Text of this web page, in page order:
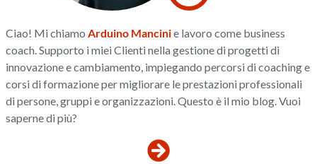
Ciao! Mi chiamo Arduino Mancinie lavoro come business
coach. Supporto i miei Clienti nella gestione di progetti di
innovazione e cambiamento, impiegando percorsi di coaching e
corsi di formazione per migliorare le prestazioni professionali
di persone, gruppi e organizzazioni. Questo è il mio blog. Vuoi
saperne di più?